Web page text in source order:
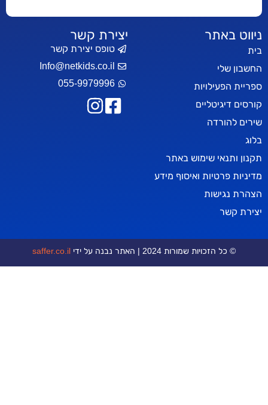
שימוש באתר
ואיסוף מידע
יצירת קשר
טופס יצירת קשר
Info@netkids.co.il
055-9979996
שמורות 2024 | האתר נבנה על ידי saffer.co.il